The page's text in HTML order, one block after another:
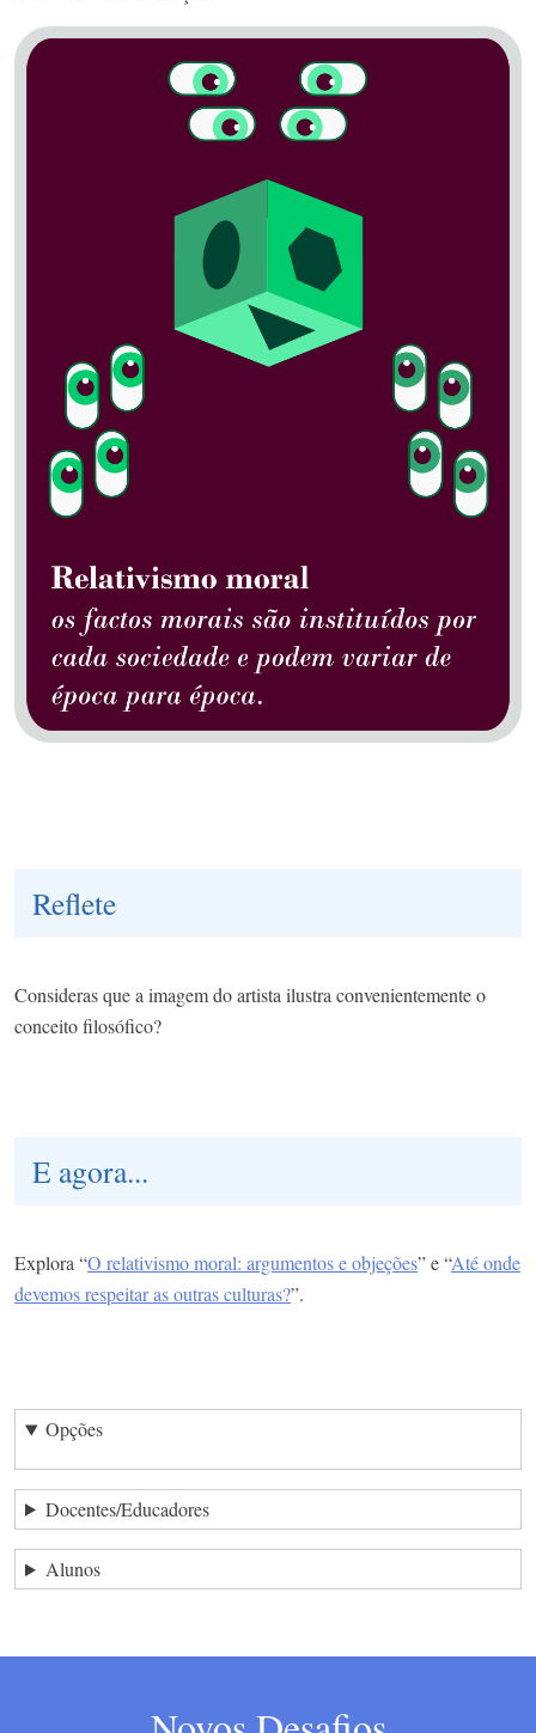
Reflete
Consideras que a imagem do artista ilustra convenientemente o
conceito filosófico?
E agora...
Explora “O relativismo moral: argumentos e objeções” e “Até onde
devemos respeitar as outras culturas?”.
Opções
Docentes/Educadores
Alunos